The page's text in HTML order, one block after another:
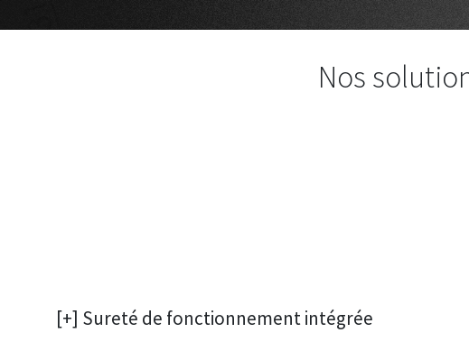
Nos
[+] Sureté de fonctionnement intégrée